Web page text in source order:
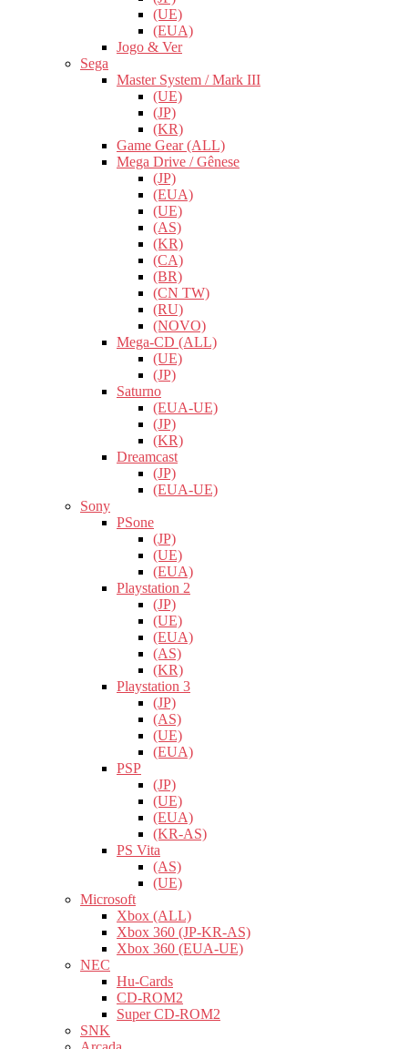
(UE)
(EUA)
Jogo & Ver
Sega
Master System / Mark III
(UE)
(JP)
(KR)
Game Gear (ALL)
Mega Drive / Gênese
(JP)
(EUA)
(UE)
(AS)
(KR)
(CA)
(BR)
(CN TW)
(RU)
(NOVO)
Mega-CD (ALL)
(UE)
(JP)
Saturno
(EUA-UE)
(JP)
(KR)
Dreamcast
(JP)
(EUA-UE)
Sony
PSone
(JP)
(UE)
(EUA)
Playstation 2
(JP)
(UE)
(EUA)
(AS)
(KR)
Playstation 3
(JP)
(AS)
(UE)
(EUA)
PSP
(JP)
(UE)
(EUA)
(KR-AS)
PS Vita
(AS)
(UE)
Microsoft
Xbox (ALL)
Xbox 360 (JP-KR-AS)
Xbox 360 (EUA-UE)
NEC
Hu-Cards
CD-ROM2
Super CD-ROM2
SNK